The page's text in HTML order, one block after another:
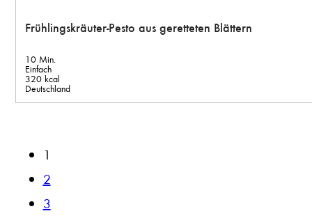
Frühlingskräuter-Pesto aus geretteten Blättern
10 Min.
Einfach
320 kcal
Deutschland
1
2
3